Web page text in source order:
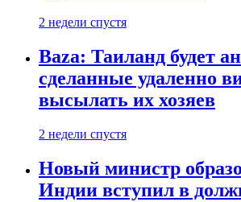
2 недели спустя
Baza: Таиланд будет
сделанные удаленно
высылать их хозяев
2 недели спустя
Новый министр
Индии вступил в